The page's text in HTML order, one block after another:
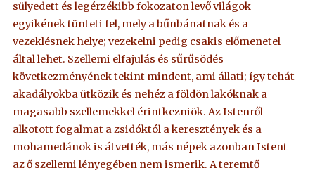
sülyedett és legérzékibb fokozaton levő világok
egyikének tünteti fel, mely a bűnbánatnak és a
vezeklésnek helye; vezekelni pedig csakis előmenetel
által lehet. Szellemi elfajulás és sűrűsödés
következményének tekint mindent, ami állati; így tehát
akadályokba ütközik és nehéz a földön lakóknak a
magasabb szellemekkel érintkezniök. Az Istenről
alkotott fogalmat a zsidóktól a keresztények és a
mohamedánok is átvették, más népek azonban Istent
az ő szellemi lényegében nem ismerik. A teremtő